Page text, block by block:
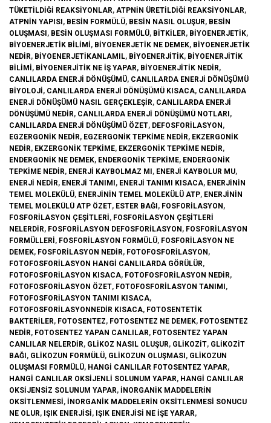
TÜKETILDIĞI REAKSIYONLAR, ATPNIN ÜRETILDIĞI REAKSIYONLAR,
ATPNIN YAPISI, BESIN FORMÜLÜ, BESIN NASIL OLUŞUR, BESIN
OLUŞMASI, BESIN OLUŞMASI FORMÜLÜ, BITKILER, BIYOENERJETIK,
BIYOENERJETIK BILIMI, BIYOENERJETIK NE DEMEK, BIYOENERJETIK
NEDIR, BIYOENERJETIKANLAMIL, BIYOENERJITIK, BIYOENERJITIK
BILIMI, BIYOENERJITIK NE IŞ YAPAR, BIYOENERJITIK NEDIR,
CANLILARDA ENERJI DÖNÜŞÜMÜ, CANLILARDA ENERJI DÖNÜŞÜMÜ
BIYOLOJI, CANLILARDA ENERJI DÖNÜŞÜMÜ KISACA, CANLILARDA
ENERJI DÖNÜŞÜMÜ NASIL GERÇEKLEŞIR, CANLILARDA ENERJI
DÖNÜŞÜMÜ NEDIR, CANLILARDA ENERJI DÖNÜŞÜMÜ NOTLARI,
CANLILARDA ENERJI DÖNÜŞÜMÜ ÖZET, DEFOSFORILASYON,
EGZERGONIK NEDIR, EGZERGONIK TEPKIME NEDIR, EKZERGONIK
NEDIR, EKZERGONIK TEPKIME, EKZERGONIK TEPKIME NEDIR,
ENDERGONIK NE DEMEK, ENDERGONIK TEPKIME, ENDERGONIK
TEPKIME NEDIR, ENERJI KAYBOLMAZ MI, ENERJI KAYBOLUR MU,
ENERJI NEDIR, ENERJI TANIMI, ENERJI TANIMI KISACA, ENERJININ
TEMEL MOLEKÜLÜ, ENERJININ TEMEL MOLEKÜLÜ ATP, ENERJININ
TEMEL MOLEKÜLÜ ATP ÖZET, ESTER BAĞI, FOSFORILASYON,
FOSFORILASYON ÇEŞITLERI, FOSFORILASYON ÇEŞITLERI
NELERDIR, FOSFORILASYON DEFOSFORILASYON, FOSFORILASYON
FORMÜLLERI, FOSFORILASYON FORMÜLÜ, FOSFORILASYON NE
DEMEK, FOSFORILASYON NEDIR, FOTOFOSFORILASYON,
FOTOFOSFORILASYON HANGI CANLILARDA GÖRÜLÜR,
FOTOFOSFORILASYON KISACA, FOTOFOSFORILASYON NEDIR,
FOTOFOSFORILASYON ÖZET, FOTOFOSFORILASYON TANIMI,
FOTOFOSFORILASYON TANIMI KISACA,
FOTOFOSFORILASYONNEDIR KISACA, FOTOSENTETIK
BAKTERILER, FOTOSENTEZ, FOTOSENTEZ NE DEMEK, FOTOSENTEZ
NEDIR, FOTOSENTEZ YAPAN CANLILAR, FOTOSENTEZ YAPAN
CANLILAR NELERDIR, GLIKOZ NASIL OLUŞUR, GLIKOZIT, GLIKOZIT
BAĞI, GLIKOZUN FORMÜLÜ, GLIKOZUN OLUŞMASI, GLIKOZUN
OLUŞMASI FORMÜLÜ, HANGI CANLILAR FOTOSENTEZ YAPAR,
HANGI CANLILAR OKSIJENLI SOLUNUM YAPAR, HANGI CANLILAR
OKSIJENSIZ SOLUNUM YAPAR, INORGANIK MADDELERIN
OKSITLENMESI, INORGANIK MADDELERIN OKSITLENMESI SONUCU
NE OLUR, IŞIK ENERJISI, IŞIK ENERJISI NE IŞE YARAR,